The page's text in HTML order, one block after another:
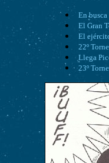
En
El Gran
El
22º
Llega
23º